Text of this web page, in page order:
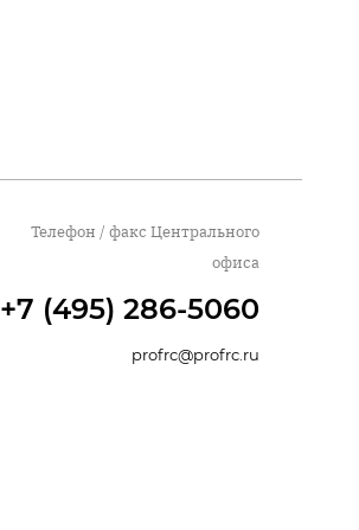
Телефон / факс Центрального
офиса
+7 (495) 286-5060
profrc@profrc.ru